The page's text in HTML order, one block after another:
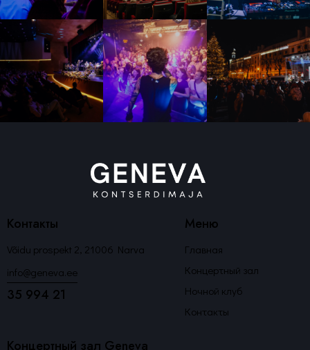
Контакты
Võidu prospekt 2, 21006 Narva
info@geneva.ee
35 994 21
Меню
Главная
Концертный зал
Ночной клуб
Контакты
Концертный зал Geneva